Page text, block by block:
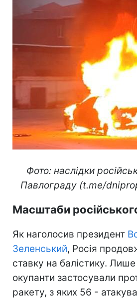
Фото: наслідки
Павлограду (t.me/
Масштаби
Як наголосив президент
Зеленський, Росія
ставку на балістику.
окупанти застосували
ракету, з яких 56 -